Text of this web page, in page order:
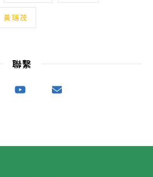
黃瑞茂
聯繫